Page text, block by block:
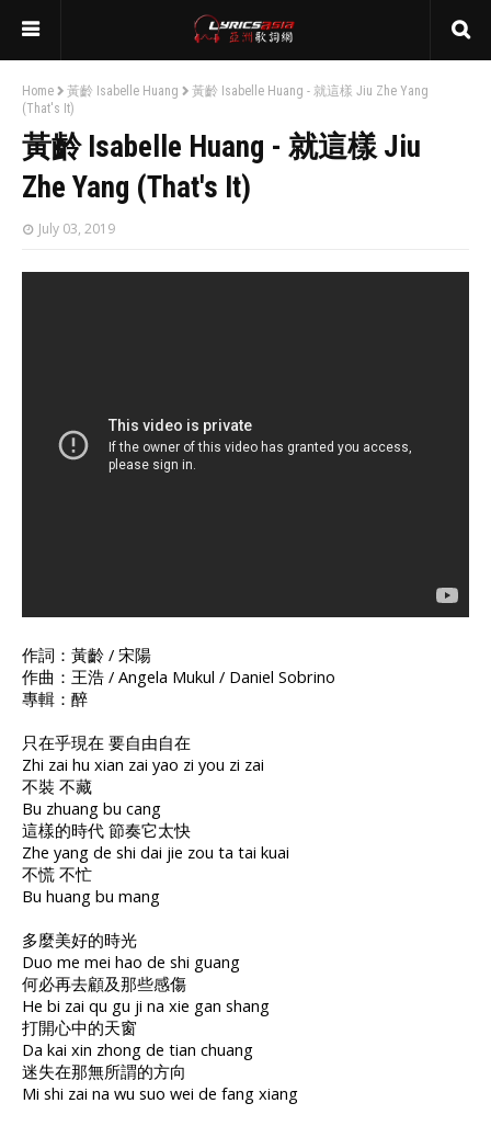
Home 黃齡 Isabelle Huang
黃齡 Isabelle Huang - 就這樣 Jiu Zhe Yang
(That's It)
黃齡 Isabelle Huang - 就這樣 Jiu
Zhe Yang (That's It)
July 03, 2019
作詞：黃齡 / 宋陽
作曲：王浩 / Angela Mukul / Daniel Sobrino
專輯：醉
只在乎現在 要自由自在
Zhi zai hu xian zai yao zi you zi zai
不裝 不藏
Bu zhuang bu cang
這樣的時代 節奏它太快
Zhe yang de shi dai jie zou ta tai kuai
不慌 不忙
Bu huang bu mang
多麼美好的時光
Duo me mei hao de shi guang
何必再去顧及那些感傷
He bi zai qu gu ji na xie gan shang
打開心中的天窗
Da kai xin zhong de tian chuang
迷失在那無所謂的方向
Mi shi zai na wu suo wei de fang xiang